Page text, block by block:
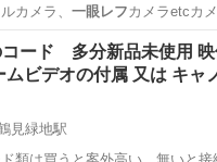
カメラ、 一眼レフ カメラetcカ
コード 多分新品未使用 映
ムビデオの付属 又は キャ
見緑地駅